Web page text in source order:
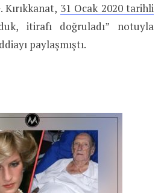
Kırıkkanat, 31 Ocak 2020 tarihli
itirafı doğruladı” notuyla
paylaşmıştı.